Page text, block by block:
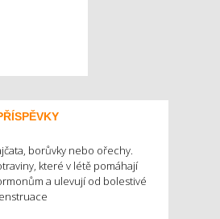
borůvky nebo ořechy.
které v létě pomáhají
a ulevují od bolestivé